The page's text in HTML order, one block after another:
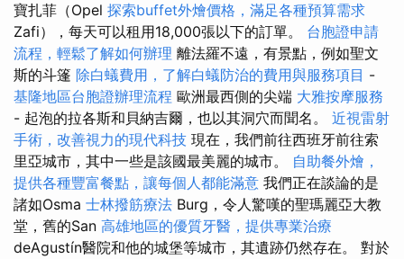
寶扎菲（Opel 探索buffet外燴價格，滿足各種預算需求
Zafi），每天可以租用18,000張以下的訂單。 台胞證申請
流程，輕鬆了解如何辦理 離法羅不遠，有景點，例如聖文
斯的斗篷 除白蟻費用，了解白蟻防治的費用與服務項目 -
基隆地區台胞證辦理流程 歐洲最西側的尖端 大雅按摩服務
- 起泡的拉各斯和貝納吉爾，也以其洞穴而聞名。 近視雷射
手術，改善視力的現代科技 現在，我們前往西班牙前往索
里亞城市，其中一些是該國最美麗的城市。 自助餐外燴，
提供各種豐富餐點，讓每個人都能滿意 我們正在談論的是
諸如Osma 士林撥筋療法 Burg，令人驚嘆的聖瑪麗亞大教
堂，舊的San 高雄地區的優質牙醫，提供專業治療
deAgustín醫院和他的城堡等城市，其遺跡仍然存在。 對於